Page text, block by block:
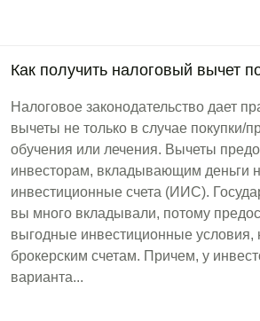
Как получить налоговый вычет
Налоговое законодательство дает
вычеты не только в случае покупки/
обучения или лечения. Вычеты
инвесторам, вкладывающим деньги
инвестиционные счета (ИИС).
вы много вкладывали, потому
выгодные инвестиционные условия,
брокерским счетам. Причем, у
варианта...